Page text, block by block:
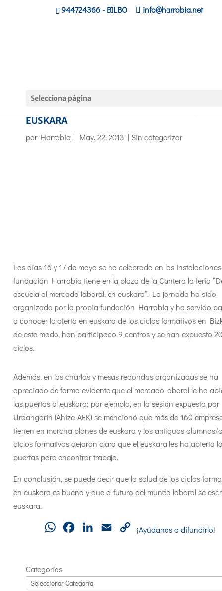
944724366- BILBO info@harrobia.net
Selecciona página
EUSKARA
por Harrobia | May. 22, 2013 | Sin categorizar
Los días 16 y 17 de mayo se ha celebrado en las
fundación Harrobia tiene en la plaza de la Cantera la feria
escuela al mercado laboral, en euskara”. La jornada ha sido
organizada por la propia fundación Harrobia y ha servido
a conocer la oferta en euskara de los ciclos formativos en
de este modo, han participado 9 centros y se han expuesto 20
ciclos.
Además, en las charlas y mesas redondas organizadas se ha
apreciado de forma evidente que el mercado laboral le ha
las puertas al euskara; por ejemplo, en la sesión expuesta
Urdangarin (Ahize-AEK) se mencionó que más de 160
tienen en marcha planes de euskara y los antiguos alumnos/
ciclos formativos dejaron claro que el euskara les ha abierto
puertas para encontrar trabajo.
En conclusión, se puede decir que la salud de los ciclos
en euskara es buena y que el futuro del mundo laboral se
euskara.
WhatsAppFacebookLinkedInEmail
Copy
¡Ayúdanos a difundirlo!
Categorías